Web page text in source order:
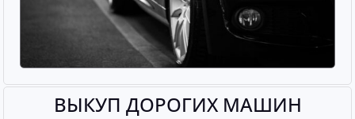
ВЫКУП ДОРОГИХ МАШИН